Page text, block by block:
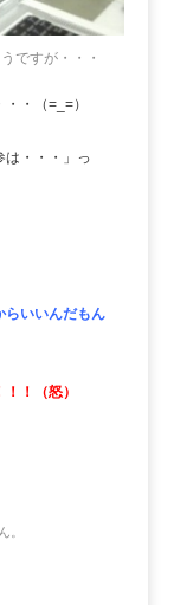
ですが・・・
・（=_=）
は・・・」っ
らいいんだもん
！（怒）
。